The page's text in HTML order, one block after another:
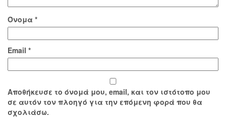
Όνομα *
Email *
Αποθήκευσε το όνομά μου, email, και τον ιστότοπο μου
σε αυτόν τον πλοηγό για την επόμενη φορά που θα
σχολιάσω.